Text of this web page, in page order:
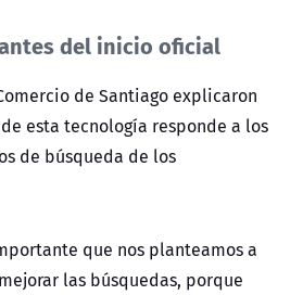
del inicio oficial
de Santiago explicaron
esta tecnología responde a los
de búsqueda de los
que nos planteamos a
las búsquedas, porque